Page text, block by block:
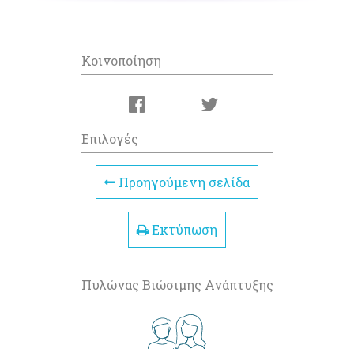
Κοινοποίηση
Επιλογές
Προηγούμενη σελίδα
Εκτύπωση
Πυλώνας Βιώσιμης Ανάπτυξης